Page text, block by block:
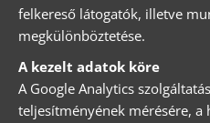
felkereső látogatók, illetve
megkülönböztetése.
A kezelt adatok köre
A Google Analytics
teljesítményének mérésére, a